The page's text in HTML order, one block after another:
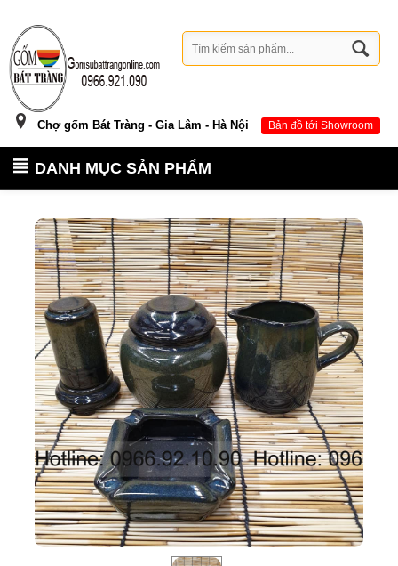
Chợ gốm Bát Tràng - Gia Lâm - Hà Nội Bản đồ tới Showroom
DANH MỤC SẢN PHẨM